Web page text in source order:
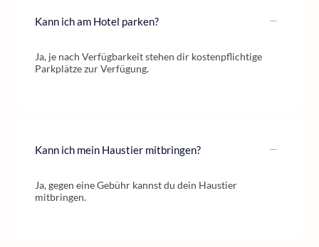
Kann ich am Hotel parken?
Ja, je nach Verfügbarkeit stehen dir kostenpflichtige
Parkplätze zur Verfügung.
Kann ich mein Haustier mitbringen?
Ja, gegen eine Gebühr kannst du dein Haustier
mitbringen.